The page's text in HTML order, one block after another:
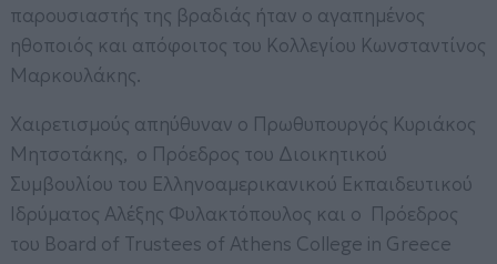
παρουσιαστής της βραδιάς ήταν ο αγαπημένος
ηθοποιός και απόφοιτος του Κολλεγίου Κωνσταντίνος
Μαρκουλάκης.
Χαιρετισμούς απηύθυναν ο Πρωθυπουργός Κυριάκος
Μητσοτάκης, ο Πρόεδρος του Διοικητικού
Συμβουλίου του Ελληνοαμερικανικού Εκπαιδευτικού
Ιδρύματος Αλέξης Φυλακτόπουλος και ο Πρόεδρος
του Board of Trustees of Athens College in Greece